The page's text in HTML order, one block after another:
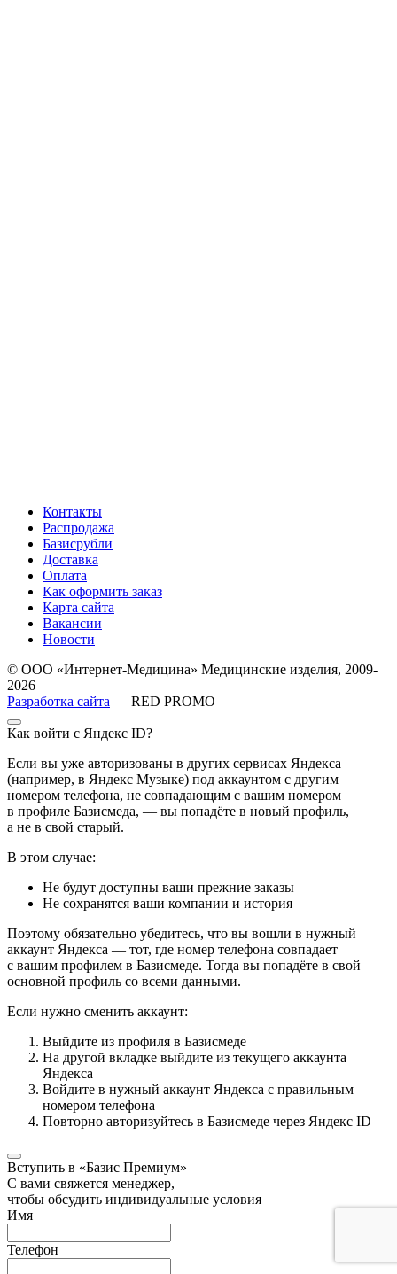
Контакты
Распродажа
Базисрубли
Доставка
Оплата
Как оформить заказ
Карта сайта
Вакансии
Новости
© ООО «Интернет-Медицина» Медицинские изделия, 2009-
2026
Разработка сайта — RED PROMO
Как войти с Яндекс ID?
Если вы уже авторизованы в других сервисах Яндекса
(например, в Яндекс Музыке) под аккаунтом с другим
номером телефона, не совпадающим с вашим номером
в профиле Базисмеда, — вы попадёте в новый профиль,
а не в свой старый.
В этом случае:
Не будут доступны ваши прежние заказы
Не сохранятся ваши компании и история
Поэтому обязательно убедитесь, что вы вошли в нужный
аккаунт Яндекса — тот, где номер телефона совпадает
с вашим профилем в Базисмеде. Тогда вы попадёте в свой
основной профиль со всеми данными.
Если нужно сменить аккаунт:
Выйдите из профиля в Базисмеде
На другой вкладке выйдите из текущего аккаунта
Яндекса
Войдите в нужный аккаунт Яндекса с правильным
номером телефона
Повторно авторизуйтесь в Базисмеде через Яндекс ID
Вступить в «Базис Премиум»
С вами свяжется менеджер,
чтобы обсудить индивидуальные условия
Имя
Телефон